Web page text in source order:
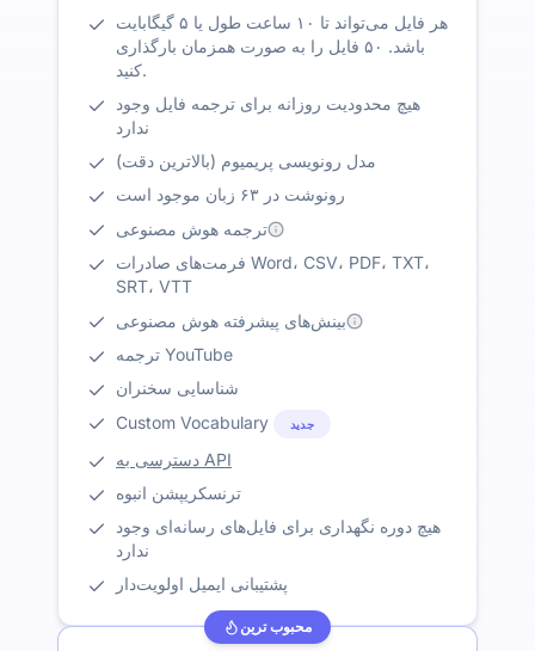
هر فایل می‌تواند تا ۱۰ ساعت طول یا ۵ گیگابایت
باشد. ۵۰ فایل را به صورت همزمان بارگذاری
کنید.
هیچ محدودیت روزانه برای ترجمه فایل وجود
ندارد
مدل رونویسی پریمیوم (بالاترین دقت)
رونوشت در ۶۳ زبان موجود است
ترجمه هوش مصنوعی
فرمت‌های صادرات Word، CSV، PDF، TXT،
SRT، VTT
بینش‌های پیشرفته هوش مصنوعی
ترجمه YouTube
شناسایی سخنران
Custom Vocabulary
جدید
دسترسی به API
ترنسکریپشن انبوه
هیچ دوره نگهداری برای فایل‌های رسانه‌ای وجود
ندارد
پشتیبانی ایمیل اولویت‌دار
محبوب ترین